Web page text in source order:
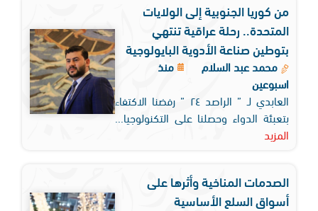
من كوريا الجنوبية إلى الولايات
المتحدة.. رحلة عراقية تنتهي
بتوطين صناعة الأدوية البايولوجية
محمد عبد السلام
منذ
اسبوعين
العابدي لـ ” الراصد ٢٤ ” رفضنا الاكتفاء
بتعبئة الدواء وحصلنا على التكنولوجيا...
المزيد
الصدمات المناخية وأثرها على
أسواق السلع الأساسية